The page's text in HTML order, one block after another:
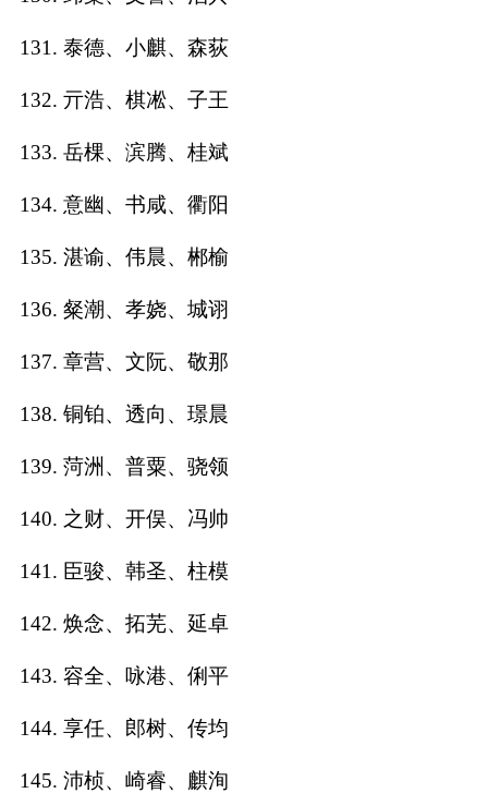
131. 泰德、小麒、森荻
132. 亓浩、棋凇、子王
133. 岳棵、滨腾、桂斌
134. 意幽、书咸、衢阳
135. 湛谕、伟晨、郴榆
136. 粲潮、孝娆、城诩
137. 章营、文阮、敬那
138. 铜铂、透向、璟晨
139. 菏洲、普粟、骁领
140. 之财、开俣、冯帅
141. 臣骏、韩圣、柱模
142. 焕念、拓芜、延卓
143. 容全、咏港、俐平
144. 享任、郎树、传均
145. 沛桢、崎睿、麒洵